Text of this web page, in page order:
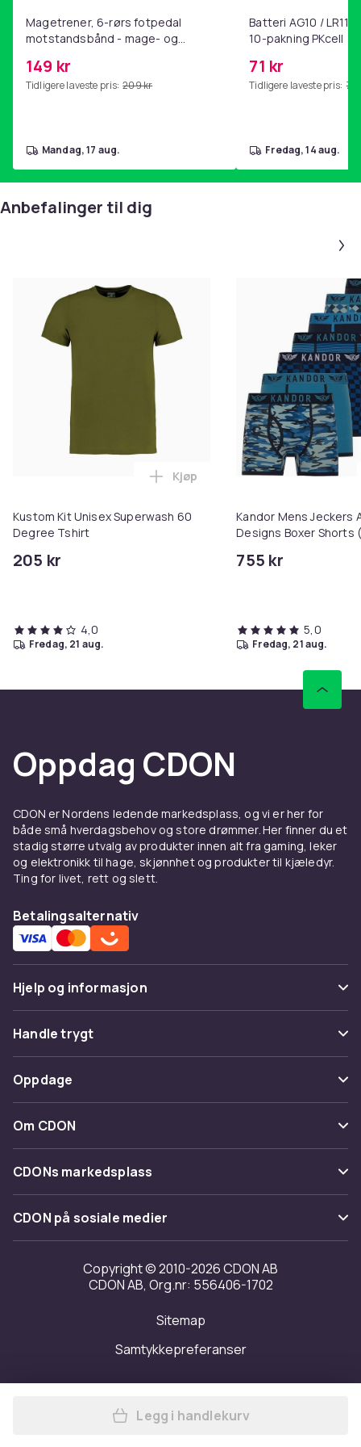
Magetrener, 6-rørs fotpedal
motstandsbånd - mage- og
hjemmegymnastikk Purple
149 kr
Tidligere laveste pris: 209 kr
mandag, 17 aug.
Batteri AG10 /
10-pakning PKcell
71 kr
Tidligere laveste pris: 76
fredag, 14 aug.
Anbefalinger til dig
Kustom Kit Unisex Superwash 60
Degree Tshirt
205 kr
Legg Kustom Kit Unisex
Kjøp
4,0
fredag, 21 aug.
Kandor Mens Jeckers
Designs Boxer Shorts
755 kr
5,0
fredag, 21 aug.
Oppdag CDON
CDON er Nordens ledende markedsplass, og vi er her for
både små hverdagsbehov og store drømmer. Her finner du et
stadig større utvalg av produkter innen alt fra gaming, leker
og elektronikk til hage, skjønnhet og produkter til kjæledyr.
Ting for livet, rett og slett.
Betalingsalternativ
Hjelp og informasjon
Vanlige spørsmål
Spor pakke
Angre & returner her
Kontakt oss
Handle trygt
Betaling
Levering
Tilbakekallinger
Oppdage
Kategorier
Varemerker
Om CDON
Om oss
Kundeanmeldelser
Jobbe på CDON
Investor relations
Tilgjengelighet
CDONs markedsplass
Merchant Help Center
CDON på sosiale medier
Copyright © 2010-2026 CDON AB
CDON AB, Org.nr: 556406-1702
Sitemap
Samtykkepreferanser
Legg Premier Womens/
Legg i handlekurv